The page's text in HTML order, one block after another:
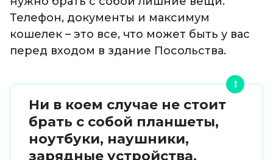
Телефон, документы и максимум
кошелек – это все, что может быть у вас
перед входом в здание Посольства.
Ни в коем случае не стоит
брать с собой планшеты,
ноутбуки, наушники,
зарядные устройства.